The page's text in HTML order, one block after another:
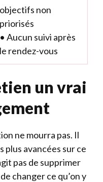
objectifs non
priorisés
• Aucun suivi après
le rendez-vous
un vrai
ne mourra pas. Il
plus avancées sur ce
pas de supprimer
changer ce qu’on y